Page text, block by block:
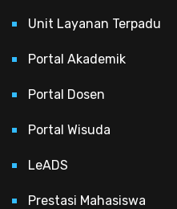
Unit Layanan Terpadu
Portal Akademik
Portal Dosen
Portal Wisuda
LeADS
Prestasi Mahasiswa